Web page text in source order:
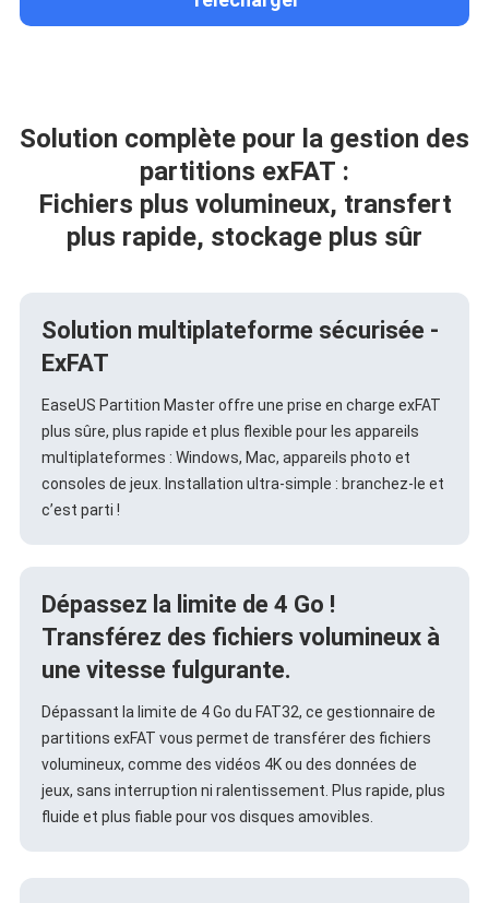
Solution complète pour la gestion des
partitions exFAT :
Fichiers plus volumineux, transfert
plus rapide, stockage plus sûr
Solution multiplateforme sécurisée -
ExFAT
EaseUS Partition Master offre une prise en charge exFAT
plus sûre, plus rapide et plus flexible pour les appareils
multiplateformes : Windows, Mac, appareils photo et
consoles de jeux. Installation ultra-simple : branchez-le et
c’est parti !
Dépassez la limite de 4 Go !
Transférez des fichiers volumineux à
une vitesse fulgurante.
Dépassant la limite de 4 Go du FAT32, ce gestionnaire de
partitions exFAT vous permet de transférer des fichiers
volumineux, comme des vidéos 4K ou des données de
jeux, sans interruption ni ralentissement. Plus rapide, plus
fluide et plus fiable pour vos disques amovibles.